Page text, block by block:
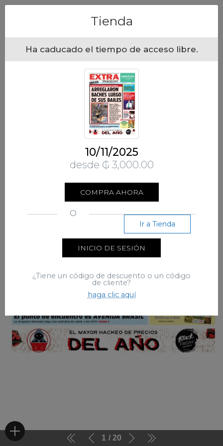
1 20
Tienda
Ha caducado el tiempo de acceso libre.
10/11/2025
desde ₲ 3,000.00
COMPRA AHORA
O
Ir a Tienda
INICIO DE SESIÓN
¿Tiene un código de descuento o un código
de cliente?
haga clic aquí